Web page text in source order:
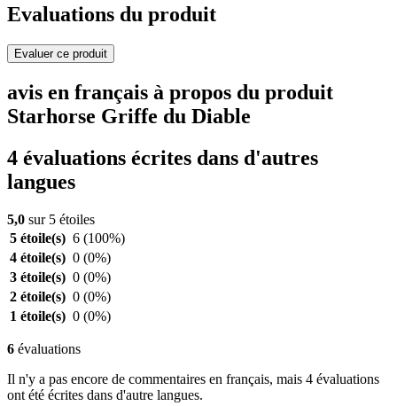
Evaluations du produit
Evaluer ce produit
avis en français à propos du produit
Starhorse Griffe du Diable
4 évaluations écrites dans d'autres
langues
5,0 sur 5 étoiles
5 étoile(s) 6 (100%)
4 étoile(s) 0 (0%)
3 étoile(s) 0 (0%)
2 étoile(s) 0 (0%)
1 étoile(s) 0 (0%)
6 évaluations
Il n'y a pas encore de commentaires en français, mais 4 évaluations
ont été écrites dans d'autre langues.